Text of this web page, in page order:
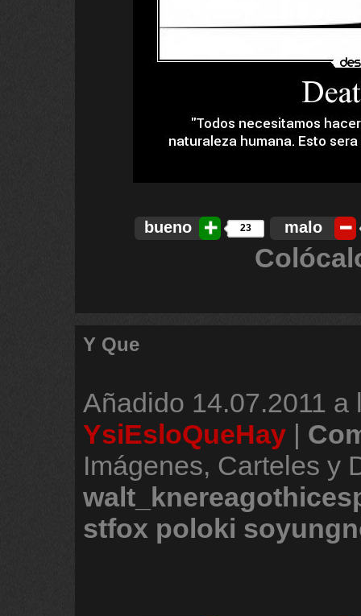
bueno 23 malo
Y Que
Añadido 14.07.2011 a
YsiEsloQueHay |
Imágenes, Carteles y
stfox poloki